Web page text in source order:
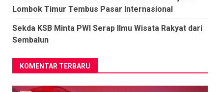
Lombok Timur Tembus Pasar Internasional
Sekda KSB Minta PWI Serap Ilmu Wisata Rakyat dari
Sembalun
KOMENTAR TERBARU